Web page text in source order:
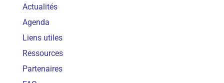
Actualités
Agenda
Liens utiles
Ressources
Partenaires